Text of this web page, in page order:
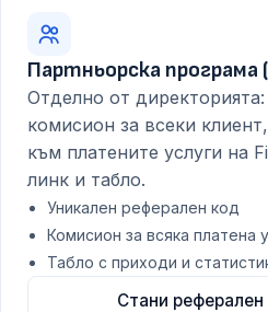
Партньорска програма
Отделно от директорията:
комисион за всеки
към платените услуги на
линк и табло.
Уникален реферален код
Комисион за всяка платена
Табло с приходи и
Стани реферален